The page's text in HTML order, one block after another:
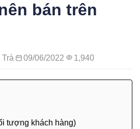
bán trên
09/06/2022 1,940
tượng khách hàng)